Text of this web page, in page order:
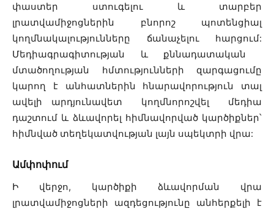
փաստեր ստուգելու և տարբեր
լրատվամիջոցներին բնորոշ պոտենցիալ
կողմնակալությունները ճանաչելու հարցում:
Մեդիագրագիտության և քննադատական ​​
մտածողության հմտությունների զարգացումը
կարող է անհատներին հնարավորություն տալ
ավելի արդյունավետ կողմնորոշվել մեդիա
դաշտում և ձևավորել հիմնավորված կարծիքներ՝
հիմնված տեղեկատվության լայն սպեկտրի վրա:
Ամփոփում
Ի վերջո, կարծիքի ձևավորման վրա
լրատվամիջոցների ազդեցությունը անհերքելի է